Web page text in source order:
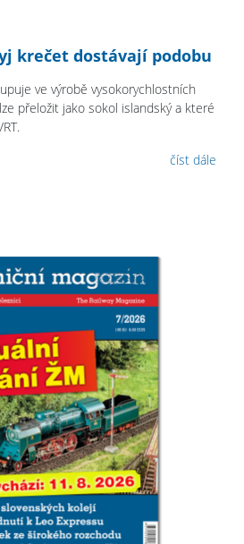
krečet dostávají podobu
ve výrobě vysokorychlostních
přeložit jako sokol islandský a které
číst dále